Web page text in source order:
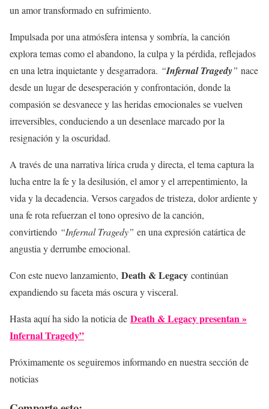
un amor transformado en sufrimiento.
Impulsada por una atmósfera intensa y sombría, la canción
explora temas como el abandono, la culpa y la pérdida, reflejados
en una letra inquietante y desgarradora. “Infernal Tragedy” nace
desde un lugar de desesperación y confrontación, donde la
compasión se desvanece y las heridas emocionales se vuelven
irreversibles, conduciendo a un desenlace marcado por la
resignación y la oscuridad.
A través de una narrativa lírica cruda y directa, el tema captura la
lucha entre la fe y la desilusión, el amor y el arrepentimiento, la
vida y la decadencia. Versos cargados de tristeza, dolor ardiente y
una fe rota refuerzan el tono opresivo de la canción,
convirtiendo “Infernal Tragedy” en una expresión catártica de
angustia y derrumbe emocional.
Con este nuevo lanzamiento, Death & Legacy continúan
expandiendo su faceta más oscura y visceral.
Hasta aquí ha sido la noticia de Death & Legacy presentan »
Infernal Tragedy”
Próximamente os seguiremos informando en nuestra sección de
noticias